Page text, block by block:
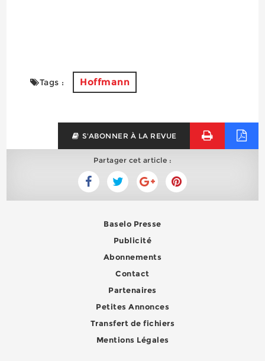
Tags : Hoffmann
S'ABONNER À LA REVUE
Partager cet article :
Baselo Presse
Publicité
Abonnements
Contact
Partenaires
Petites Annonces
Transfert de fichiers
Mentions Légales